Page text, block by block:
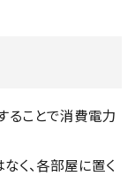
ることで消費電力
く、各部屋に置く